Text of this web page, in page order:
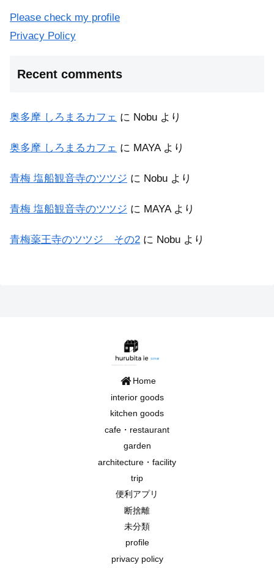
Please check my profile
Privacy Policy
Recent comments
奥多摩 しろまるカフェ に Nobu より
奥多摩 しろまるカフェ に MAYAより
青梅 塩船観音寺のツツジ に Nobu より
青梅 塩船観音寺のツツジ に MAYAより
青梅薬王寺のツツジ その2 に Nobu より
Home
interior goods
kitchen goods
cafe・restaurant
garden
architecture・facility
trip
便利アプリ
断捨離
未分類
profile
privacy policy